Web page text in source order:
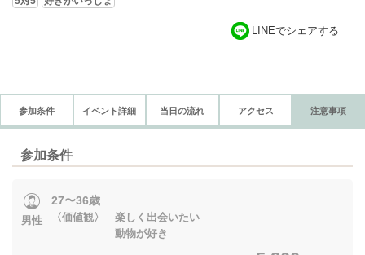
LINEでシェアする
参加条件 イベント詳細 当日の流れ アクセス 注意事項
参加条件
男性
27〜36歳
〈価値観〉 楽しく出会いたい
動物が好き